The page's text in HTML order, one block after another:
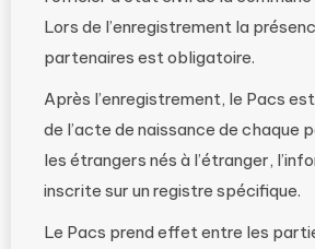
Lors de l’enregistrement la
partenaires est obligatoire.
Après l’enregistrement, le Pacs
de l’acte de naissance de chaque
les étrangers nés à l’étranger,
inscrite sur un registre spécifique.
Le Pacs prend effet entre les